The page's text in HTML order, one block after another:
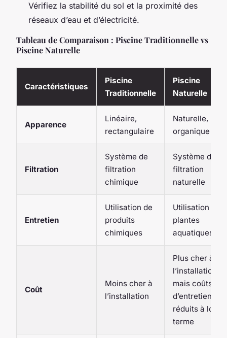
Vérifiez la stabilité du sol et la proximité des
réseaux d’eau et d’électricité.
Tableau de Comparaison : Piscine Traditionnelle vs
Piscine Naturelle
Caractéristiques
Piscine
Traditionnelle
Piscine
Naturelle
Apparence
Linéaire,
rectangulaire
Naturelle,
organique
Filtration
Système de
filtration
chimique
Système de
filtration
naturelle
Entretien
Utilisation de
produits
chimiques
Utilisation de
plantes
aquatiques
Coût
Moins cher à
l’installation
Plus cher à
l’installation,
mais coûts
d’entretien
réduits à long
terme